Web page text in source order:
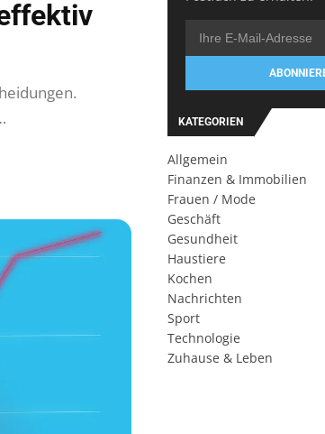
KATEGORIEN
Allgemein
Finanzen & Immobilien
Frauen / Mode
Geschäft
Gesundheit
Haustiere
Kochen
Nachrichten
Sport
Technologie
Zuhause & Leben